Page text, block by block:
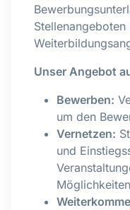
Unser Angebot
Bewerben:
um den
Vernetzen:
und
Möglichkeiten